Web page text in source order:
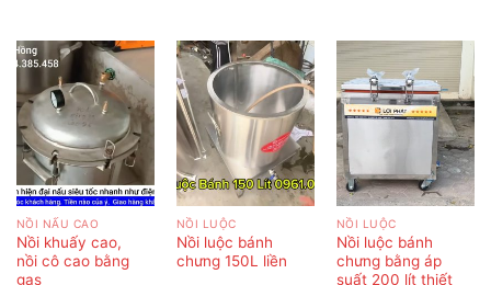
NỒI NẤU CAO
Nồi khuấy cao,
nồi cô cao bằng
gas
NỒI LUỘC
Nồi luộc bánh
chưng 150L liền
NỒI LUỘC
Nồi luộc bánh
chưng bằng áp
suất 200 lít thiết